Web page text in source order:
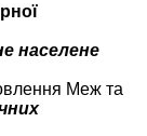
населене
Меж та